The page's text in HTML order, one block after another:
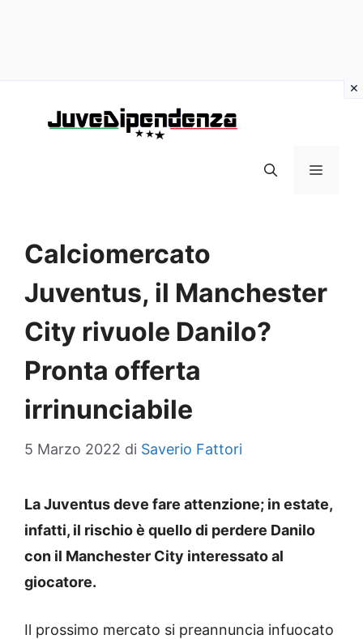
MENU
Calciomercato
Juventus, il Manchester
City rivuole Danilo?
Pronta offerta
irrinunciabile
5 Marzo 2022 di Saverio Fattori
La Juventus deve fare attenzione; in estate,
infatti, il rischio è quello di perdere Danilo
con il Manchester City interessato al
giocatore.
Il prossimo mercato si preannuncia infuocato